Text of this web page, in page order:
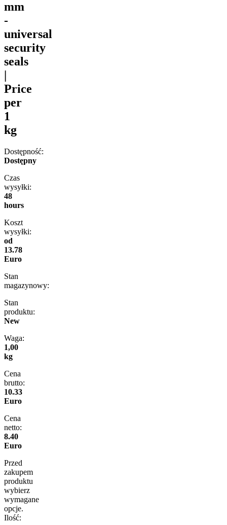
mm
-
universal
security
seals
|
Price
per
1
kg
Dostępność:
Dostępny
Czas
wysyłki:
48
hours
Koszt
wysyłki:
od
13.78
Euro
Stan
magazynowy:
Stan
produktu:
New
Waga:
1,00
kg
Cena
brutto:
10.33
Euro
Cena
netto:
8.40
Euro
Przed
zakupem
produktu
wybierz
wymagane
opcje.
Ilość: